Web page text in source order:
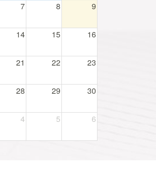
7 8 9
14 15 16
21 22 23
28 29 30
4 5 6